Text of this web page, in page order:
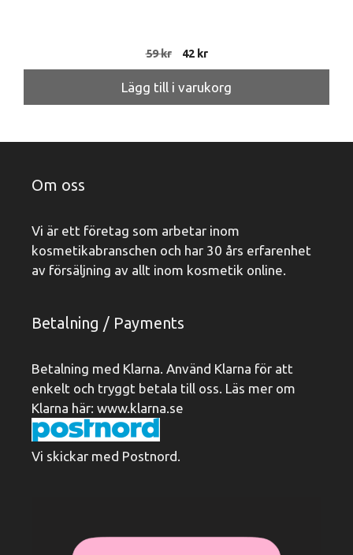
59kr
Det
ursprungliga
priset
var:
42 krDet
nuvarande
priset
är:
Lägg till i varukorg
Om oss
Vi är ett företag som arbetar inom
kosmetikabranschen och har 30 års erfarenhet
av försäljning av allt inom kosmetik online.
Betalning / Payments
Betalning med Klarna. Använd Klarna för att
enkelt och tryggt betala till oss. Läs mer om
Klarna här: www.klarna.se
Vi skickar med Postnord.